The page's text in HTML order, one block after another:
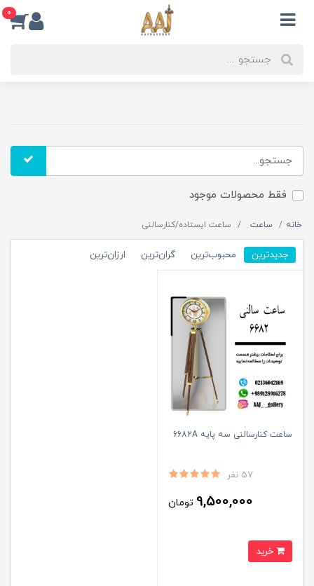
0
فقط محصولات موجود
خانه ساعت ساعت ایستاده/کنارسالنی
جدیدترین محبوب‌ترین گران‌ترین ارزان‌ترین
ساعت کنارسالنی سه پایه 6682A
57 نفر
9,500,000 تومان